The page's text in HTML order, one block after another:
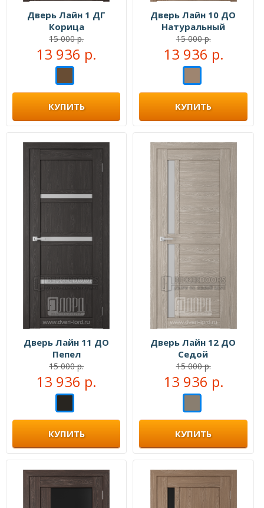
Дверь Лайн 1 ДГ
Корица
15 000 р.
13 936 р.
КУПИТЬ
Дверь Лайн 10 ДО
Натуральный
15 000 р.
13 936 р.
КУПИТЬ
Дверь Лайн 11 ДО
Пепел
15 000 р.
13 936 р.
КУПИТЬ
Дверь Лайн 12 ДО
Седой
15 000 р.
13 936 р.
КУПИТЬ